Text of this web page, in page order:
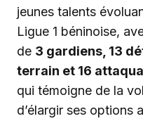
jeunes talents
Ligue 1 béninoise,
de 3 gardiens, 13
terrain et 16
qui témoigne de la
d’élargir ses options